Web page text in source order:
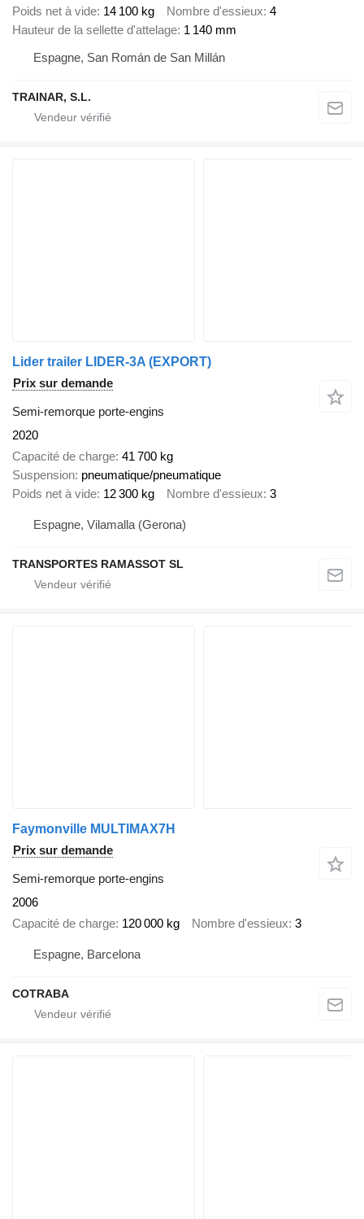
Poids net à vide 14 100 kg Nombre d'essieux 4
Hauteur de la sellette d'attelage 1 140 mm
Espagne, San Román de San Millán
TRAINAR, S.L.
Lider trailer LIDER-3A (EXPORT)
Prix sur demande
Semi-remorque porte-engins
2020
Capacité de charge 41 700 kg
Suspension pneumatique/pneumatique
Poids net à vide 12 300 kg Nombre d'essieux 3
Espagne, Vilamalla (Gerona)
TRANSPORTES RAMASSOT SL
Faymonville MULTIMAX7H
Prix sur demande
Semi-remorque porte-engins
2006
Capacité de charge 120 000 kg Nombre d'essieux 3
Espagne, Barcelona
COTRABA